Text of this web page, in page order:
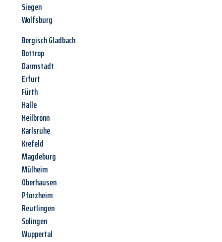
Siegen
Wolfsburg
Bergisch Gladbach
Bottrop
Darmstadt
Erfurt
Fürth
Halle
Heilbronn
Karlsruhe
Krefeld
Magdeburg
Mülheim
Oberhausen
Pforzheim
Reutlingen
Solingen
Wuppertal